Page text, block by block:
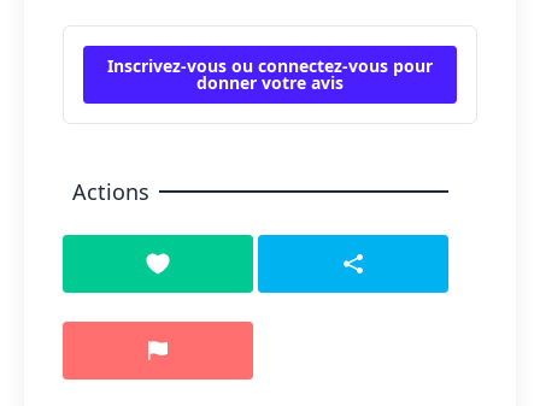
Inscrivez-vous ou connectez-vous pour
donner votre avis
Actions